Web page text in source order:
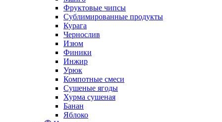
Фруктовые чипсы
Сублимированные продукты
Курага
Чернослив
Изюм
Финики
Инжир
Урюк
Компотные смеси
Сушеные ягоды
Хурма сушеная
Банан
Яблоко